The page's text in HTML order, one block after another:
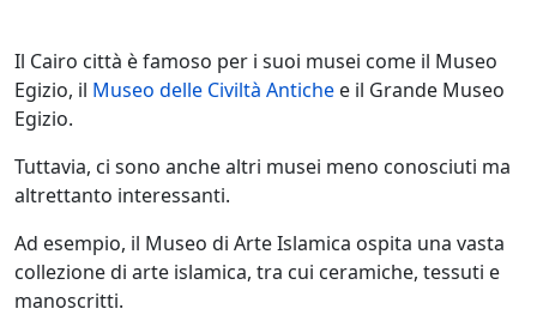
Il Cairo città è famoso per i suoi musei come il Museo
Egizio, il Museo delle Civiltà Antiche e il Grande Museo
Egizio.
Tuttavia, ci sono anche altri musei meno conosciuti ma
altrettanto interessanti.
Ad esempio, il Museo di Arte Islamica ospita una vasta
collezione di arte islamica, tra cui ceramiche, tessuti e
manoscritti.